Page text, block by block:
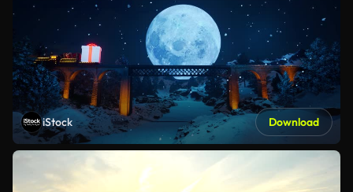
iStock Download